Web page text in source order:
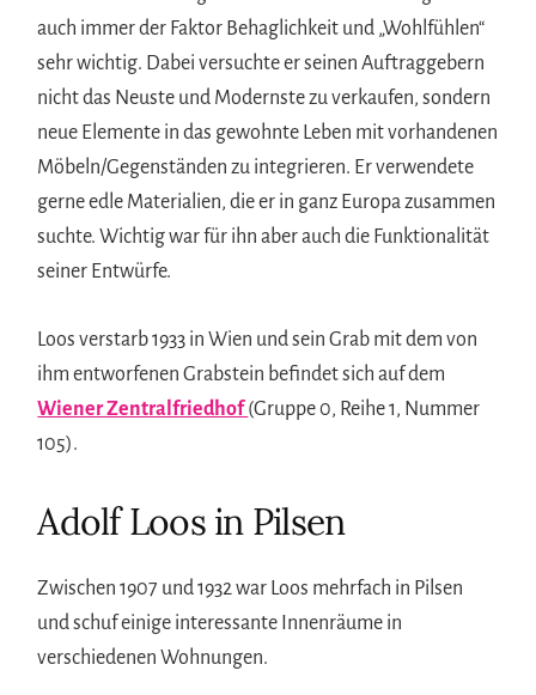
auch immer der Faktor Behaglichkeit und „Wohlfühlen“
sehr wichtig. Dabei versuchte er seinen Auftraggebern
nicht das Neuste und Modernste zu verkaufen, sondern
neue Elemente in das gewohnte Leben mit vorhandenen
Möbeln/Gegenständen zu integrieren. Er verwendete
gerne edle Materialien, die er in ganz Europa zusammen
suchte. Wichtig war für ihn aber auch die Funktionalität
seiner Entwürfe.
Loos verstarb 1933 in Wien und sein Grab mit dem von
ihm entworfenen Grabstein befindet sich auf dem
Wiener Zentralfriedhof(Gruppe 0, Reihe 1, Nummer
105).
Adolf Loos in Pilsen
Zwischen 1907 und 1932 war Loos mehrfach in Pilsen
und schuf einige interessante Innenräume in
verschiedenen Wohnungen.